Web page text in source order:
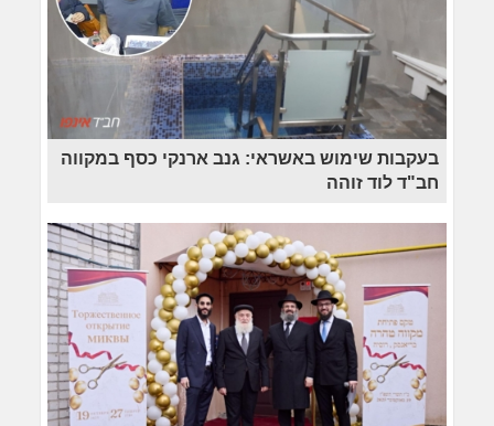
בעקבות שימוש באשראי: גנב ארנקי כסף במקווה
חב"ד לוד זוהה